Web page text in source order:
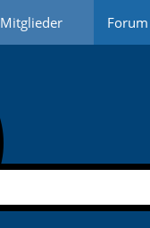
Mitglieder Forum